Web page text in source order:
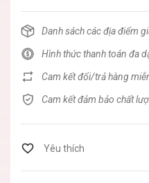
Danh sách các địa điểm
Hình thức thanh toán đa
Cam kết đổi/trả hàng
Cam kết đảm bảo chất